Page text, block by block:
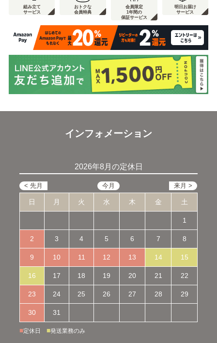
組み立て
サービス
おトクな
会員特典
会員限定
1年間の
保証サービス
明日お届け
サービス
インフォメーション
2026年8月の定休日
日 月 火 水 木 金 土
1
2 3 4 5 6 7 8
9 10 11 12 13 14 15
16 17 18 19 20 21 22
23 24 25 26 27 28 29
30 31
■定休日 ■発送業務のみ